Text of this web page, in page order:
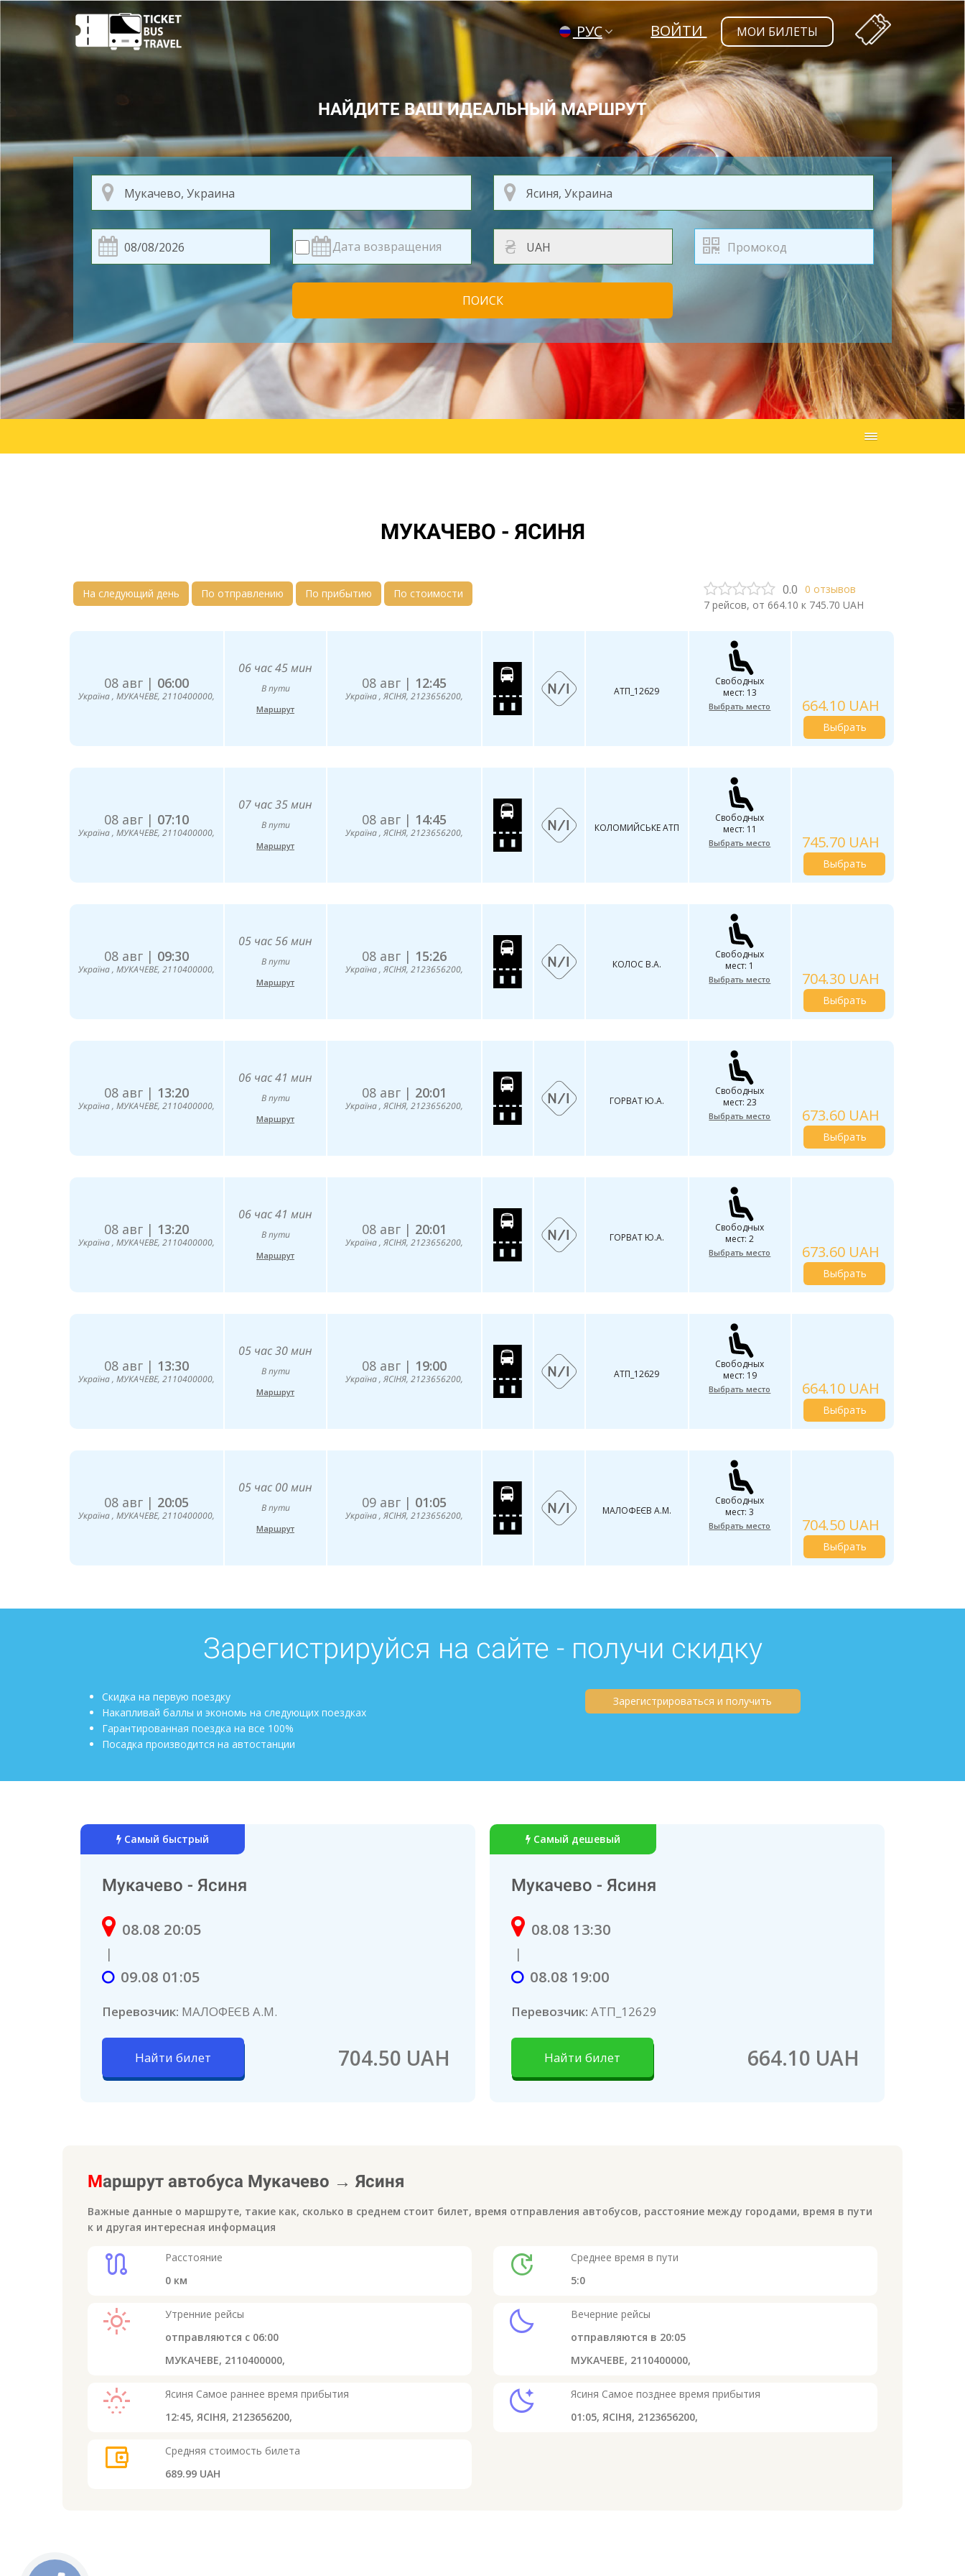
РУС
ENG
УКР
ВОЙТИ МОИ БИЛЕТЫ
НАЙДИТЕ ВАШ ИДЕАЛЬНЫЙ МАРШРУТ
₴
ПОИСК
МУКАЧЕВО - ЯСИНЯ
На следующий день По отправлению По прибытию По стоимости 0.0 0 отзывов
7рейсов, от 664.10 к 745.70 UAH
08 авг | 06:00
Україна , МУКАЧЕВЕ, 2110400000,
06 час 45 мин
В пути
Маршрут
08 авг | 12:45
Україна , ЯСІНЯ, 2123656200, AТП_12629
Свободных
мест: 13
Выбрать место 664.10 UAH
Выбрать
08 авг | 07:10
Україна , МУКАЧЕВЕ, 2110400000,
07 час 35 мин
В пути
Маршрут
08 авг | 14:45
Україна , ЯСІНЯ, 2123656200, КОЛОМИЙСЬКЕ АТП
Свободных
мест: 11
Выбрать место 745.70 UAH
Выбрать
08 авг | 09:30
Україна , МУКАЧЕВЕ, 2110400000,
05 час 56 мин
В пути
Маршрут
08 авг | 15:26
Україна , ЯСІНЯ, 2123656200, КОЛOС В.A.
Свободных
мест: 1
Выбрать место 704.30 UAH
Выбрать
08 авг | 13:20
Україна , МУКАЧЕВЕ, 2110400000,
06 час 41 мин
В пути
Маршрут
08 авг | 20:01
Україна , ЯСІНЯ, 2123656200, ГОРВАТ Ю.А.
Свободных
мест: 23
Выбрать место 673.60 UAH
Выбрать
08 авг | 13:20
Україна , МУКАЧЕВЕ, 2110400000,
06 час 41 мин
В пути
Маршрут
08 авг | 20:01
Україна , ЯСІНЯ, 2123656200, ГОРВАТ Ю.А.
Свободных
мест: 2
Выбрать место 673.60 UAH
Выбрать
08 авг | 13:30
Україна , МУКАЧЕВЕ, 2110400000,
05 час 30 мин
В пути
Маршрут
08 авг | 19:00
Україна , ЯСІНЯ, 2123656200, AТП_12629
Свободных
мест: 19
Выбрать место 664.10 UAH
Выбрать
08 авг | 20:05
Україна , МУКАЧЕВЕ, 2110400000,
05 час 00 мин
В пути
Маршрут
09 авг | 01:05
Україна , ЯСІНЯ, 2123656200, МAЛOФЕЄB А.М.
Свободных
мест: 3
Выбрать место 704.50 UAH
Выбрать
Зарегистрируйся на сайте - получи скидку
Скидка на первую поездку
Накапливай баллы и экономь на следующих поездках
Гарантированная поездка на все 100%
Посадка производится на автостанции
Зарегистрироваться и получить
Самый быстрый
Мукачево - Ясиня
08.08 20:05
|
09.08 01:05
Перевозчик: МAЛOФЕЄB А.М.
Найти билет 704.50 UAH
Самый дешевый
Мукачево - Ясиня
08.08 13:30
|
08.08 19:00
Перевозчик: AТП_12629
Найти билет 664.10 UAH
Маршрут автобуса Мукачево → Ясиня
Важные данные о маршруте, такие как, сколько в среднем стоит билет, время отправления автобусов, расстояние между городами, время в пути
к и другая интересная информация
route
Расстояние
0км
light_mode
Утренние рейсы
отправляются с 06:00
МУКАЧЕВЕ, 2110400000,
sunny_snowing Ясиня Самое раннее время прибытия
12:45, ЯСІНЯ, 2123656200,
account_balance_wallet
Средняя стоимость билета
689.99 UAH
update
Среднее время в пути
5:0
clear_night
Вечерние рейсы
отправляются в 20:05
МУКАЧЕВЕ, 2110400000,
sleep Ясиня Самое позднее время прибытия
01:05, ЯСІНЯ, 2123656200,